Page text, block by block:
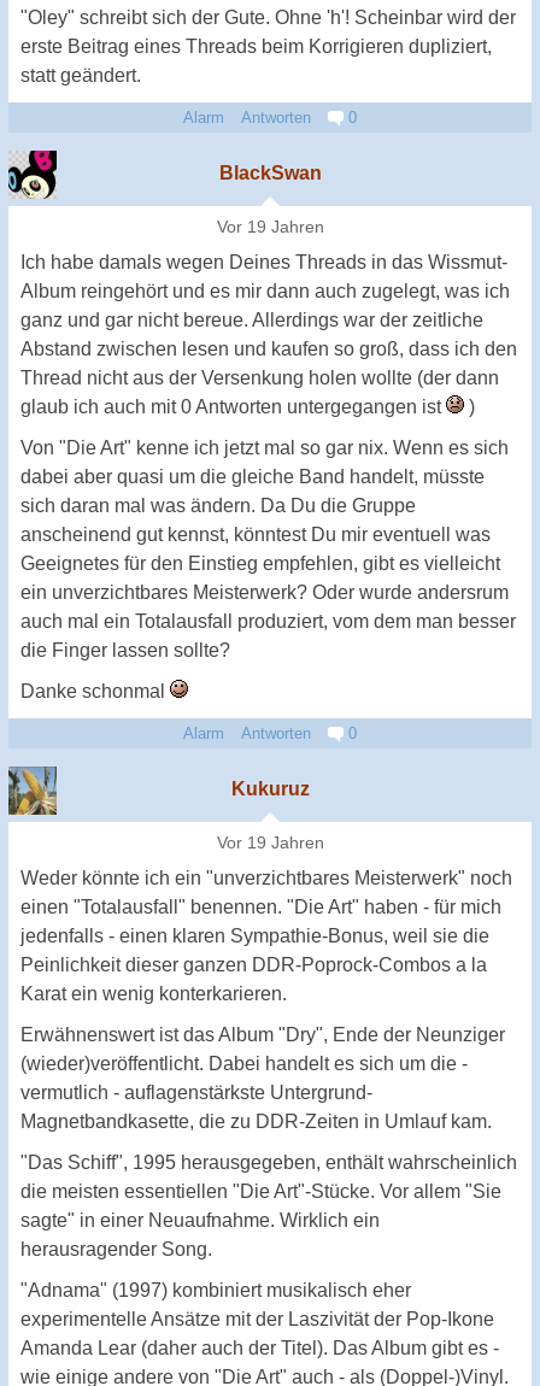
"Oley" schreibt sich der Gute. Ohne 'h'! Scheinbar wird der
erste Beitrag eines Threads beim Korrigieren dupliziert,
statt geändert.
Alarm Antworten 0
BlackSwan
Vor 19 Jahren
Ich habe damals wegen Deines Threads in das Wissmut-
Album reingehört und es mir dann auch zugelegt, was ich
ganz und gar nicht bereue. Allerdings war der zeitliche
Abstand zwischen lesen und kaufen so groß, dass ich den
Thread nicht aus der Versenkung holen wollte (der dann
glaub ich auch mit 0 Antworten untergegangen ist
)
Von "Die Art" kenne ich jetzt mal so gar nix. Wenn es sich
dabei aber quasi um die gleiche Band handelt, müsste
sich daran mal was ändern. Da Du die Gruppe
anscheinend gut kennst, könntest Du mir eventuell was
Geeignetes für den Einstieg empfehlen, gibt es vielleicht
ein unverzichtbares Meisterwerk? Oder wurde andersrum
auch mal ein Totalausfall produziert, vom dem man besser
die Finger lassen sollte?
Danke schonmal
Alarm Antworten 0
Kukuruz
Vor 19 Jahren
Weder könnte ich ein "unverzichtbares Meisterwerk" noch
einen "Totalausfall" benennen. "Die Art" haben - für mich
jedenfalls - einen klaren Sympathie-Bonus, weil sie die
Peinlichkeit dieser ganzen DDR-Poprock-Combos a la
Karat ein wenig konterkarieren.
Erwähnenswert ist das Album "Dry", Ende der Neunziger
(wieder)veröffentlicht. Dabei handelt es sich um die -
vermutlich - auflagenstärkste Untergrund-
Magnetbandkasette, die zu DDR-Zeiten in Umlauf kam.
"Das Schiff", 1995 herausgegeben, enthält wahrscheinlich
die meisten essentiellen "Die Art"-Stücke. Vor allem "Sie
sagte" in einer Neuaufnahme. Wirklich ein
herausragender Song.
"Adnama" (1997) kombiniert musikalisch eher
experimentelle Ansätze mit der Laszivität der Pop-Ikone
Amanda Lear (daher auch der Titel). Das Album gibt es -
wie einige andere von "Die Art" auch - als (Doppel-)Vinyl.